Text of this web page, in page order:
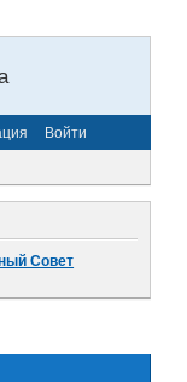
Войти
Совет